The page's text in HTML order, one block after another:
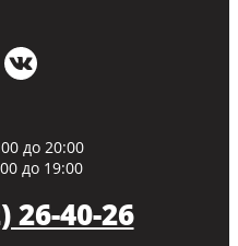
до 20:00
до 19:00
26-40-26